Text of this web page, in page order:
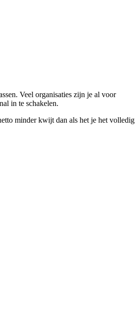
Veel organisaties zijn je al voor
in te schakelen.
minder kwijt dan als het je het volledig